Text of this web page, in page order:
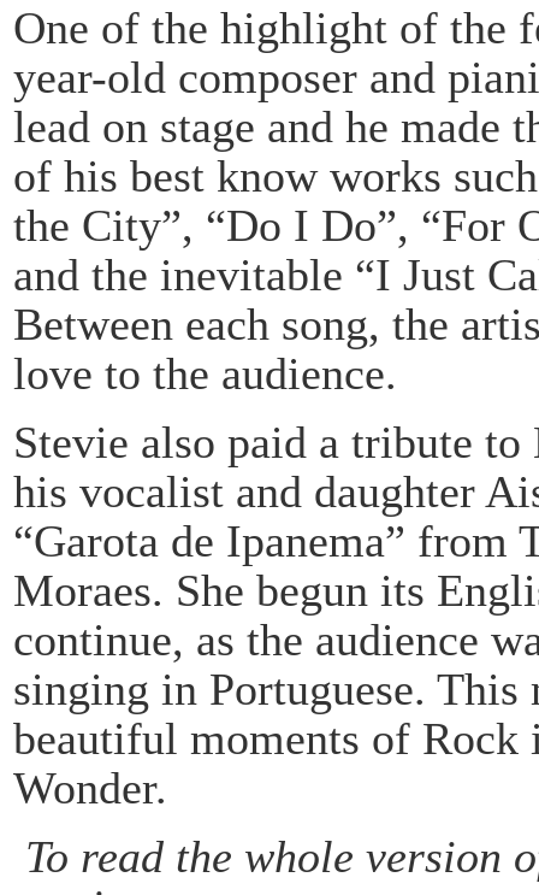
One of the highlight of the
year-old composer and
lead on stage and he made
of his best know works
the City”, “Do I Do”, “For
and the inevitable “I Just
Between each song, the
love to the audience.
Stevie also paid a tribute
his vocalist and daughter
“Garota de Ipanema” from
Moraes. She begun its
continue, as the audience
singing in Portuguese.
beautiful moments of
Wonder.
To read the whole version